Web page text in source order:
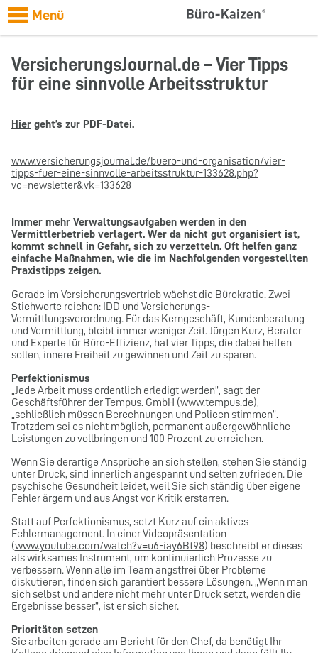
Menü
VersicherungsJournal.de – Vier Tipps
für eine sinnvolle Arbeitsstruktur
Hiergeht’s zur PDF-Datei.
www.versicherungsjournal.de/buero-und-organisation/vier-
tipps-fuer-eine-sinnvolle-arbeitsstruktur-133628.php?
vc=newsletter&vk=133628
Immer mehr Verwaltungsaufgaben werden in den
Vermittlerbetrieb verlagert. Wer da nicht gut organisiert ist,
kommt schnell in Gefahr, sich zu verzetteln. Oft helfen ganz
einfache Maßnahmen, wie die im Nachfolgenden vorgestellten
Praxistipps zeigen.
Gerade im Versicherungsvertrieb wächst die Bürokratie. Zwei
Stichworte reichen: IDD und Versicherungs-
Vermittlungsverordnung. Für das Kerngeschäft, Kundenberatung
und Vermittlung, bleibt immer weniger Zeit. Jürgen Kurz, Berater
und Experte für Büro-Effizienz, hat vier Tipps, die dabei helfen
sollen, innere Freiheit zu gewinnen und Zeit zu sparen.
Perfektionismus
„Jede Arbeit muss ordentlich erledigt werden”, sagt der
Geschäftsführer der Tempus. GmbH (www.tempus.de),
„schließlich müssen Berechnungen und Policen stimmen”.
Trotzdem sei es nicht möglich, permanent außergewöhnliche
Leistungen zu vollbringen und 100 Prozent zu erreichen.
Wenn Sie derartige Ansprüche an sich stellen, stehen Sie ständig
unter Druck, sind innerlich angespannt und selten zufrieden. Die
psychische Gesundheit leidet, weil Sie sich ständig über eigene
Fehler ärgern und aus Angst vor Kritik erstarren.
Statt auf Perfektionismus, setzt Kurz auf ein aktives
Fehlermanagement. In einer Videopräsentation
(www.youtube.com/watch?v=u6-iay6Bt98) beschreibt er dieses
als wirksames Instrument, um kontinuierlich Prozesse zu
verbessern. Wenn alle im Team angstfrei über Probleme
diskutieren, finden sich garantiert bessere Lösungen. „Wenn man
sich selbst und andere nicht mehr unter Druck setzt, werden die
Ergebnisse besser”, ist er sich sicher.
Prioritäten setzen
Sie arbeiten gerade am Bericht für den Chef, da benötigt Ihr